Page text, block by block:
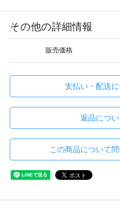
その他の詳細情報
販売価格
支払い・配送
返品につい
この商品について